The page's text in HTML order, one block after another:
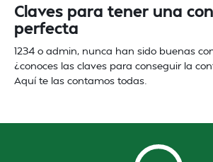
Claves para tener una
perfecta
1234 o admin, nunca han sido buenas
¿conoces las claves para conseguir la
Aquí te las contamos todas.